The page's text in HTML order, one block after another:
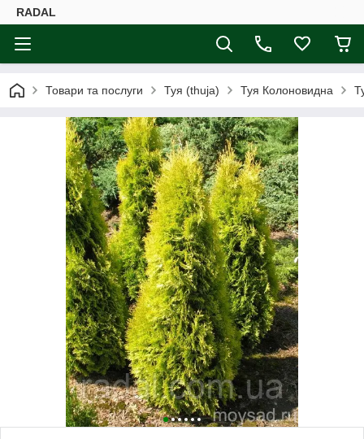
RADAL
Товари та послуги Туя (thuja) Туя Колоновидна